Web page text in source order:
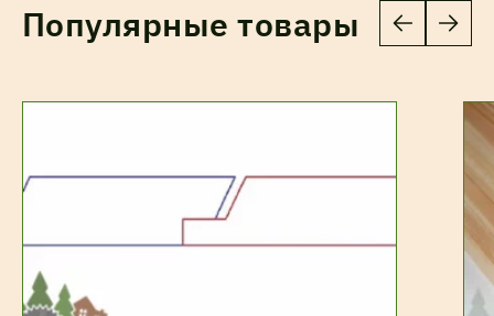
Популярные товары